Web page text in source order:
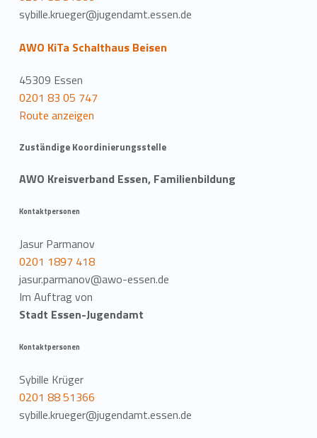
sybille.krueger@jugendamt.essen.de
AWO KiTa Schalthaus Beisen
45309 Essen
0201 83 05 747
Route anzeigen
Zuständige Koordinierungsstelle
AWO Kreisverband Essen, Familienbildung
Kontaktpersonen
Jasur Parmanov
0201 1897 418
jasur.parmanov@awo-essen.de
Im Auftrag von
Stadt Essen-Jugendamt
Kontaktpersonen
Sybille Krüger
0201 88 51366
sybille.krueger@jugendamt.essen.de